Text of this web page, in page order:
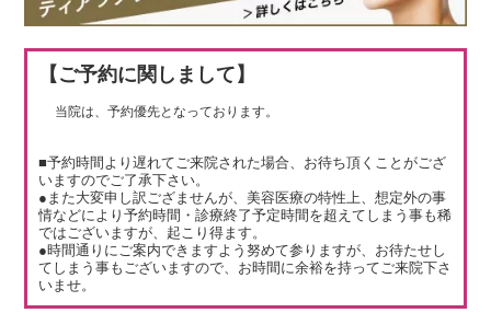
【ご予約に関しまして】
当院は、予約優先となっております。
■予約時間より遅れてご来院された場合、お待ち頂くことがござ
いますのでご了承下さい。
●また大変申し訳ござませんが、美容医療の特性上、想定外の事
情などにより予約時間・診療終了予定時間を超えてしまう事も稀
ではございますが、起こり得ます。
●時間通りにご案内できますよう努めて参りますが、お待たせし
てしまう事もございますので、お時間に余裕を持ってご来院下さ
いませ。